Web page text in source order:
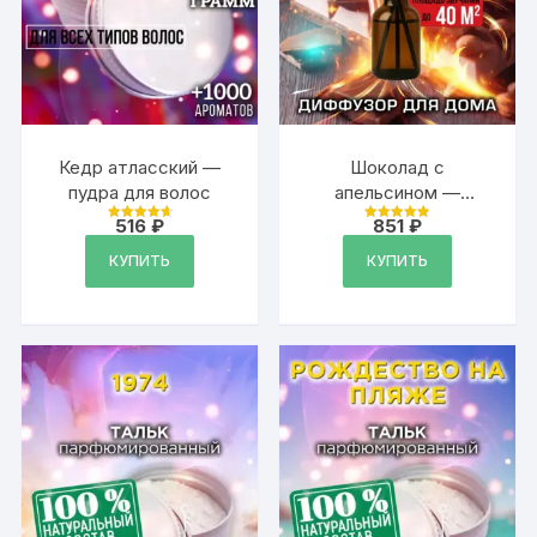
Кедр атласский —
пудра для волос
Оценка
из 5
516₽
КУПИТЬ
Шоколад с
апельсином —
аромадиффузор
Аурасо, 50 мл, 1 шт.
Оценка
из 5
851 ₽
КУПИТЬ